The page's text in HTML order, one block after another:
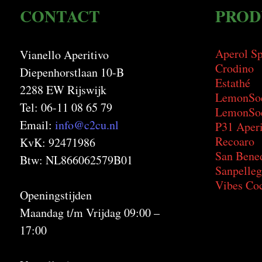
CONTACT
Vianello Aperitivo
Diepenhorstlaan 10-B
2288 EW Rijswijk
Tel: 06-11 08 65 79
Email: info@c2cu.nl
KvK: 92471986
Btw: NL866062579B01
Openingstijden
Maandag t/m Vrijdag 09:00 –
17:00
Aperol
Crodino
Estathé
P31
Recoaro
San
Vibes